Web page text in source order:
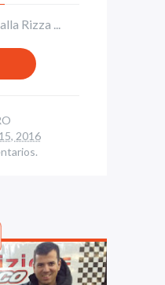
Rizza ...
2016